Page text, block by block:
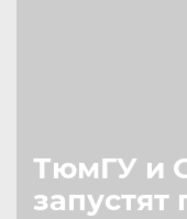
ТюмГУ и
запустят